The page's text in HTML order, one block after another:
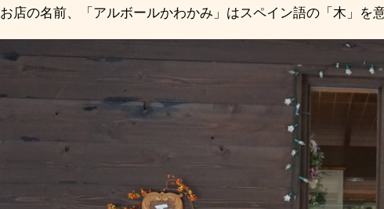
お店の名前、「アルボールかわかみ」はスペイン語の「木」を